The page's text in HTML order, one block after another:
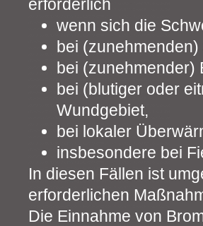
erforderlich
wenn sich die
bei
bei (zunehmender)
bei (blutiger oder
Wundgebiet,
bei lokaler
insbesondere bei
In diesen Fällen ist
erforderlichen
Die Einnahme von